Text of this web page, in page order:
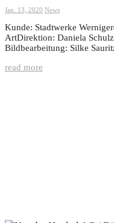
Jan. 13, 2020 News
Kunde: Stadtwerke
ArtDirektion: Daniela
Bildbearbeitung: Silke
read more